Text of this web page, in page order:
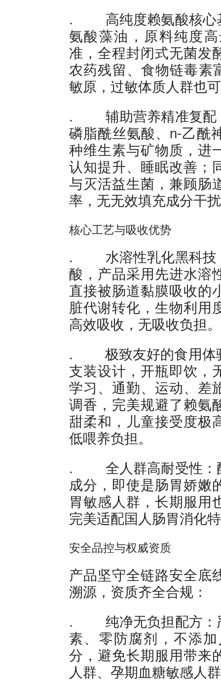
. 高纯度赖氨酸核心
氨酸藻油，原料纯度
准，全程封闭式无菌发
农药残留、食物链毒素
敏原，过敏体质人群也
. 辅助营养精准复配
磷脂酰丝氨酸、n-乙酰
种维生素与矿物质，进
认知提升、睡眠改善；
与灭活益生菌，兼顾肠
率，无无效填充成分干
核心工艺与吸收优势
. 水溶性乳化黑科技
酸，产品采用先进水溶
直接被肠道黏膜吸收的
脏代谢转化，生物利用
高效吸收，无吸收负担。
. 极致友好的食用体验
支装设计，开瓶即饮，
学习、通勤、运动、差
调香，完美规避了赖氨
甜柔和，儿童接受度极
低喂养负担。
. 全人群高耐受性：
成分，即使是肠胃娇嫩
胃敏感人群，长期服用
完美适配国人肠胃消化
安全品控与权威资质
产品坚守全链路安全底
溯源，资质齐全合规：
. 纯净无负担配方：
素、零防腐剂，不添
分，避免长期服用带来
人群、孕期血糖敏感人